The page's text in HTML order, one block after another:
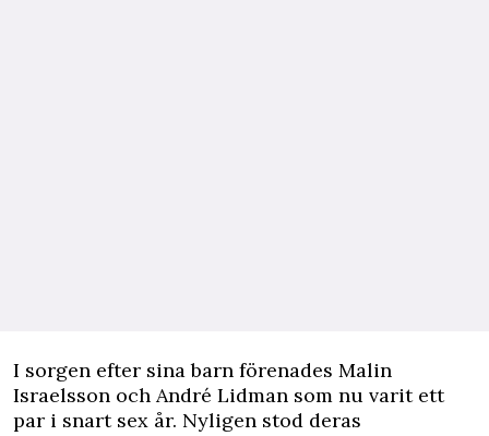
I sorgen efter sina barn förenades Malin
Israelsson och André Lidman som nu varit ett
par i snart sex år. Nyligen stod deras